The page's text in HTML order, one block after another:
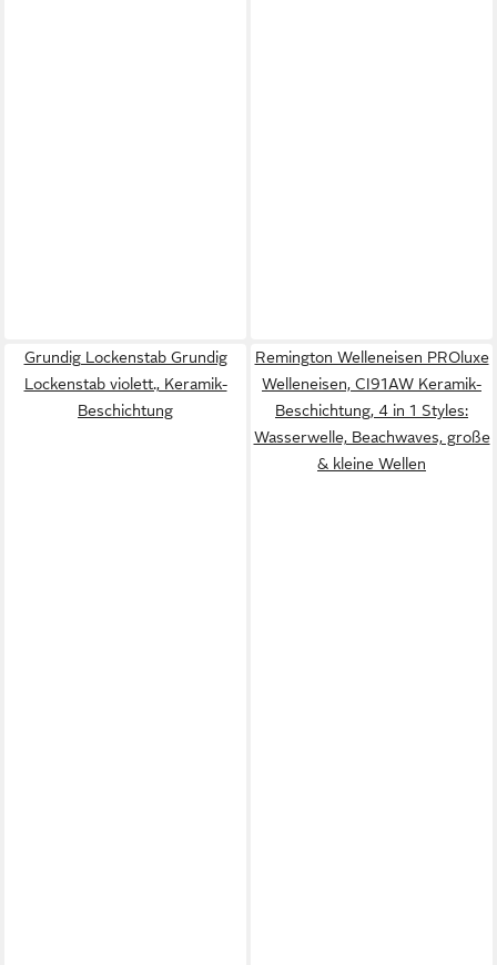
Grundig Lockenstab Grundig
Lockenstab violett., Keramik-
Beschichtung
Remington Welleneisen PROluxe
Welleneisen, CI91AW Keramik-
Beschichtung, 4 in 1 Styles:
Wasserwelle, Beachwaves, große
& kleine Wellen